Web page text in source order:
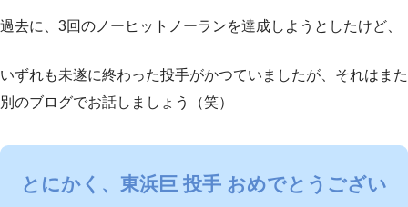
過去に、3回のノーヒットノーランを達成しようとしたけど、
いずれも未遂に終わった投手がかつていましたが、それはまた
別のブログでお話しましょう（笑）
とにかく、東浜巨 投手 おめでとうござい